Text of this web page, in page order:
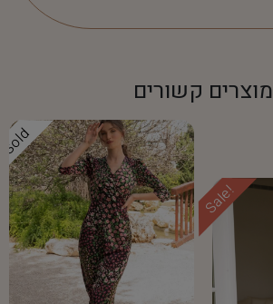
מוצרים קשורים
Sale!
Sold